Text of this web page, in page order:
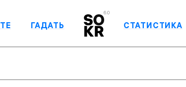
6.0
ГАДАТЬ СТАТИСТИКА